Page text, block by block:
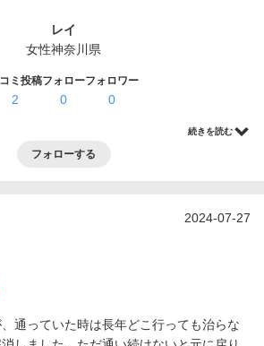
レイ
女性神奈川県
ミ投稿
2
フォロー
0
フォロワー
0
続きを読む
フォローする
2024-07-27
通っていた時は長年どこ行っても治らな